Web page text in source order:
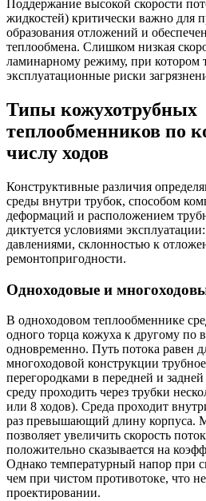
Поддержание высокой скорости
жидкостей) критически важно для
образования отложений и
теплообмена. Слишком низкая
ламинарному режиму, при котором
эксплуатационные риски
Типы кожухотрубных
теплообменников по
числу ходов
Конструктивные различия
среды внутри трубок, способом
деформаций и расположением
диктуется условиями
давлениями, склонностью к
ремонтопригодности.
Одноходовые и
В одноходовом теплообменнике
одного торца кожуха к другому по
одновременно. Путь потока равен
многоходовой конструкции
перегородками в передней и задней
среду проходить через трубки
или 8 ходов). Среда проходит
раз превышающий длину корпуса.
позволяет увеличить скорость
положительно сказывается на
Однако температурный напор при
чем при чистом противотоке, что
проектировании.